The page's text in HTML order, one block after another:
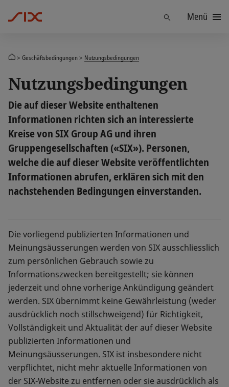
FindenMenü
Geschäftsbedingungen Nutzungsbedingungen
Nutzungsbedingungen
Die auf dieser Website enthaltenen
Informationen richten sich an interessierte
Kreise von SIX Group AG und ihren
Gruppengesellschaften («SIX»). Personen,
welche die auf dieser Website veröffentlichten
Informationen abrufen, erklären sich mit den
nachstehenden Bedingungen einverstanden.
Die vorliegend publizierten Informationen und
Meinungsäusserungen werden von SIX ausschliesslich
zum persönlichen Gebrauch sowie zu
Informationszwecken bereitgestellt; sie können
jederzeit und ohne vorherige Ankündigung geändert
werden. SIX übernimmt keine Gewährleistung (weder
ausdrücklich noch stillschweigend) für Richtigkeit,
Vollständigkeit und Aktualität der auf dieser Website
publizierten Informationen und
Meinungsäusserungen. SIX ist insbesondere nicht
verpflichtet, nicht mehr aktuelle Informationen von
der SIX-Website zu entfernen oder sie ausdrücklich als